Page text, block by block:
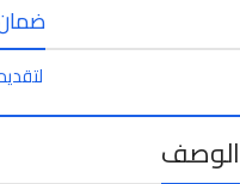
ضمان
الوصف